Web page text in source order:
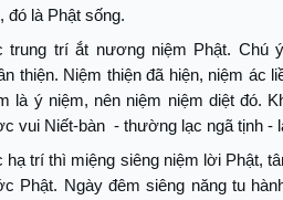
đó là Phật sống.
trung trí ắt nương niệm Phật. Chú
thiện. Niệm thiện đã hiện, niệm ác
là ý niệm, nên niệm niệm diệt đó.
vui Niết-bàn - thường lạc ngã tịnh -
hạ trí thì miệng siêng niệm lời Phật,
Phật. Ngày đêm siêng năng tu